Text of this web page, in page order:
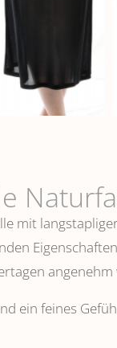
mit
angenehm
ein feines